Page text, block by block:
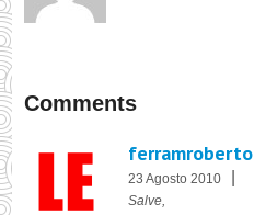
Comments
ferramroberto
23 Agosto 2010
Salve,